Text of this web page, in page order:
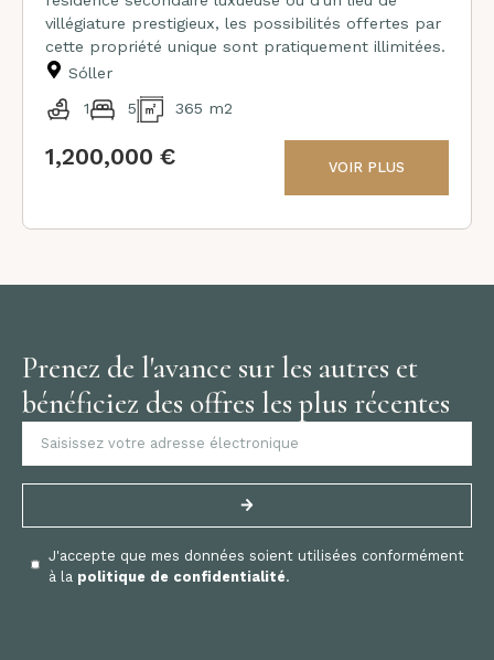
villégiature prestigieux, les possibilités offertes par
cette propriété unique sont pratiquement illimitées.
Sóller
1 5 365 m2
1,200,000 € VOIR PLUS
Prenez de l'avance sur les autres et
bénéficiez des offres les plus récentes
J'accepte que mes données soient utilisées conformément
à la politique de confidentialité.